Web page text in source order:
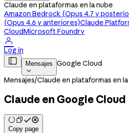
Claude en plataformas en la nube
Amazon Bedrock (Opus 4.7 y
(Opus 4.6 y anteriores)Claude
CloudMicrosoft Foundry

Log in
 Mensajes

Google Cloud
Mensajes/Claude en plataformas en
Claude en Google Cloud
Copy page